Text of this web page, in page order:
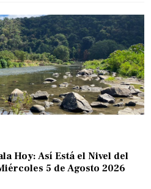
Hoy: Así Está el Nivel del
5 de Agosto 2026